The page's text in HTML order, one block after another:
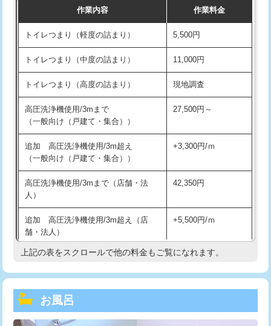
作業内容 作業料金
トイレつまり（軽度の詰まり） 5,500円
トイレつまり（中度の詰まり） 11,000円
トイレつまり（高度の詰まり） 現地調査
高圧洗浄機使用/3mまで
（一般向け（戸建て・集合））
27,500円～
追加 高圧洗浄機使用/3m超え
（一般向け（戸建て・集合））
+3,300円/ｍ
高圧洗浄機使用/3mまで（店舗・法
人）
42,350円
追加 高圧洗浄機使用/3m超え（店
舗・法人）
+5,500円/ｍ
高度高圧洗浄換 現地調査
トーラー機使用/3mまで
上記の表をスクロールで他の料金もご覧になれます。
お風呂